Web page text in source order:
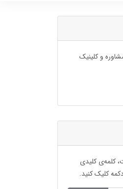
و کلینیک
کلمه‌ی کلیدی
کلیک کنید.